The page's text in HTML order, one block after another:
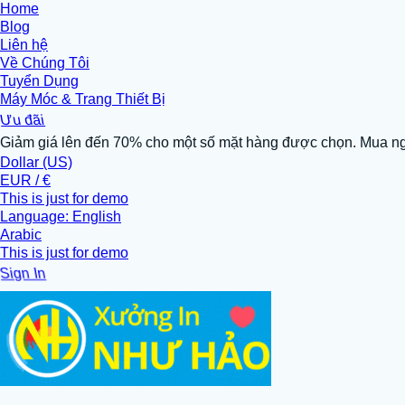
Home
Blog
Liên hệ
Về Chúng Tôi
Tuyển Dụng
Máy Móc & Trang Thiết Bị
đãi
Giảm giá lên đến 70% cho một số mặt hàng được chọn. Mua
Dollar (US)
EUR / €
This is just for demo
Language: English
Arabic
This is just for demo
In